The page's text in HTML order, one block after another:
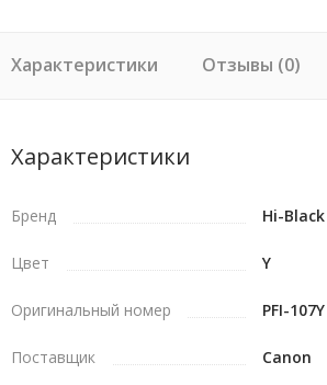
Характеристики Отзывы (0)
Характеристики
Бренд Hi-Black
Цвет Y
Оригинальный номер PFI-107Y
Поставщик Canon